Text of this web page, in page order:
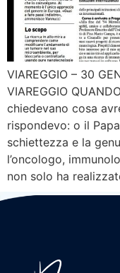
VIAREGGIO – 30
VIAREGGIO
chiedevano cosa
rispondevo: o il
schiettezza e la
l’oncologo,
non solo ha